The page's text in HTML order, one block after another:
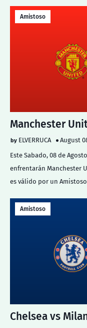
Amistoso
Manchester
ELVERRUCA
August
Este Sabado, 08 de
enfrentarán Manchester
es válido por un
Amistoso
Chelsea vs